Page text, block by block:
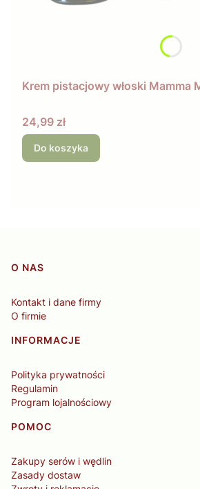
Krem pistacjowy włoski Mamma
Cena
24,99 zł
Do koszyka
Linki w stopce
O NAS
Kontakt i dane firmy
O firmie
INFORMACJE
Polityka prywatności
Regulamin
Program lojalnościowy
POMOC
Zakupy serów i wędlin
Zasady dostaw